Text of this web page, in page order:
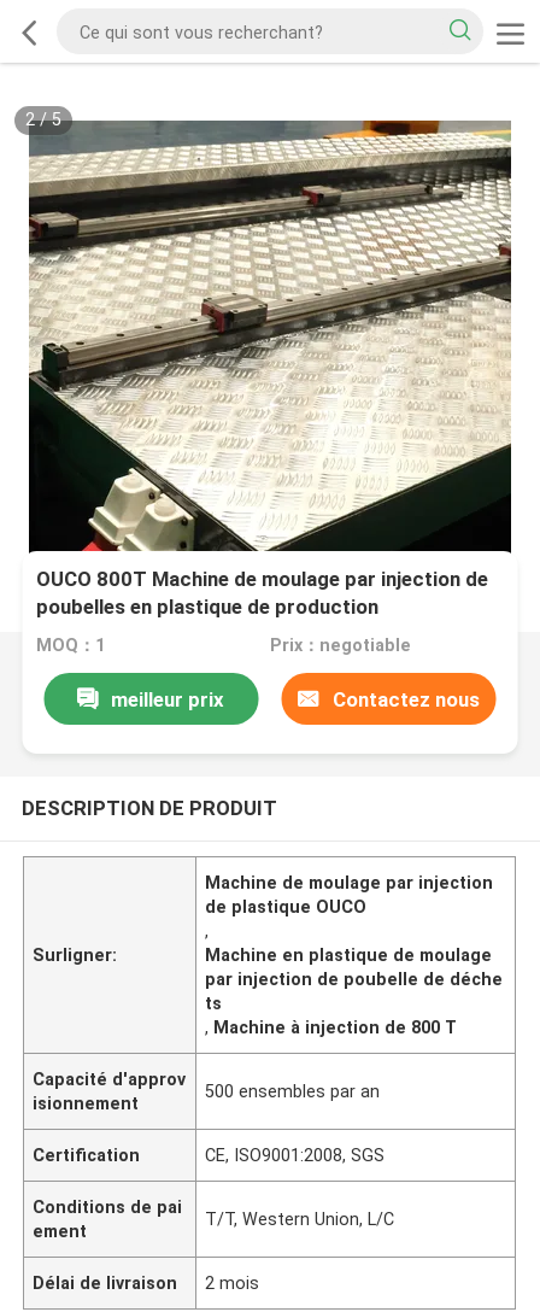
2/5
OUCO 800T Machine de moulage par injection de
poubelles en plastique de production
MOQ：1 Prix：negotiable
meilleur prix Contactez nous
DESCRIPTION DE PRODUIT
Surligner:
Machine de moulage par injection
de plastique OUCO
,
Machine en plastique de moulage
par injection de poubelle de déche
ts
, Machine à injection de 800 T
Capacité d'approv
isionnement
500 ensembles par an
Certification CE, ISO9001:2008, SGS
Conditions de pai
ement
T/T, Western Union, L/C
Délai de livraison 2 mois